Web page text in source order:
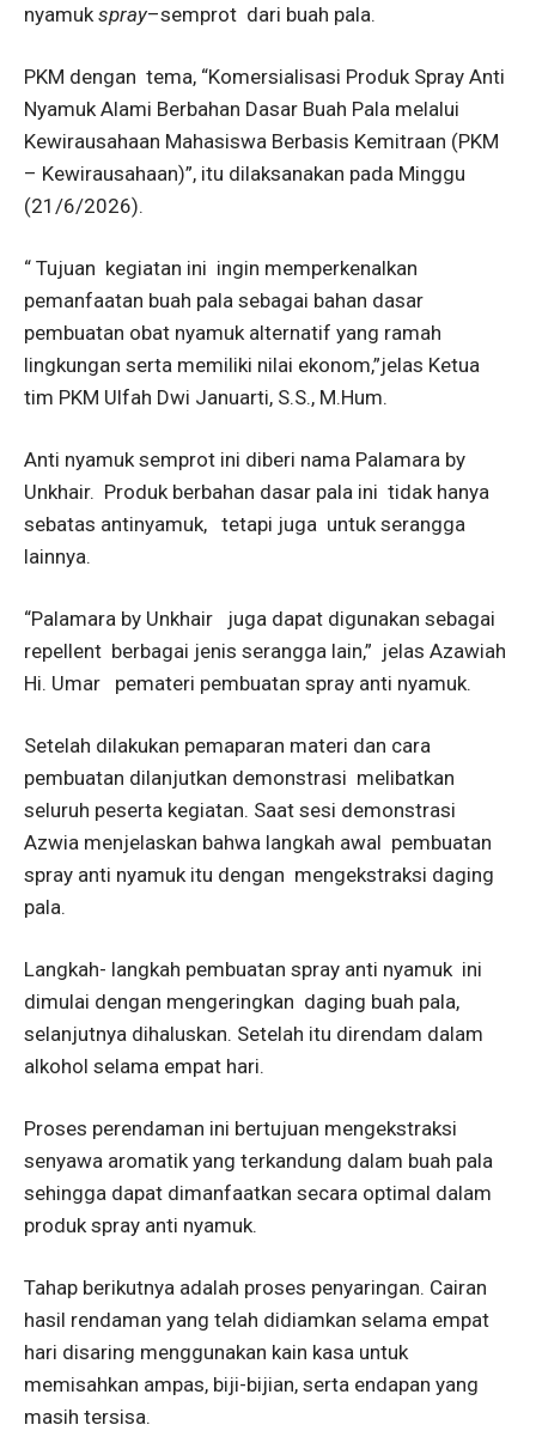
nyamuk spray–semprot dari buah pala.
PKM dengan tema, “Komersialisasi Produk Spray Anti
Nyamuk Alami Berbahan Dasar Buah Pala melalui
Kewirausahaan Mahasiswa Berbasis Kemitraan (PKM
– Kewirausahaan)”, itu dilaksanakan pada Minggu
(21/6/2026).
“ Tujuan kegiatan ini ingin memperkenalkan
pemanfaatan buah pala sebagai bahan dasar
pembuatan obat nyamuk alternatif yang ramah
lingkungan serta memiliki nilai ekonom,”jelas Ketua
tim PKM Ulfah Dwi Januarti, S.S., M.Hum.
Anti nyamuk semprot ini diberi nama Palamara by
Unkhair. Produk berbahan dasar pala ini tidak hanya
sebatas antinyamuk, tetapi juga untuk serangga
lainnya.
“Palamara by Unkhair juga dapat digunakan sebagai
repellent berbagai jenis serangga lain,” jelas Azawiah
Hi. Umar pemateri pembuatan spray anti nyamuk.
Setelah dilakukan pemaparan materi dan cara
pembuatan dilanjutkan demonstrasi melibatkan
seluruh peserta kegiatan. Saat sesi demonstrasi
Azwia menjelaskan bahwa langkah awal pembuatan
spray anti nyamuk itu dengan mengekstraksi daging
pala.
Langkah- langkah pembuatan spray anti nyamuk ini
dimulai dengan mengeringkan daging buah pala,
selanjutnya dihaluskan. Setelah itu direndam dalam
alkohol selama empat hari.
Proses perendaman ini bertujuan mengekstraksi
senyawa aromatik yang terkandung dalam buah pala
sehingga dapat dimanfaatkan secara optimal dalam
produk spray anti nyamuk.
Tahap berikutnya adalah proses penyaringan. Cairan
hasil rendaman yang telah didiamkan selama empat
hari disaring menggunakan kain kasa untuk
memisahkan ampas, biji-bijian, serta endapan yang
masih tersisa.